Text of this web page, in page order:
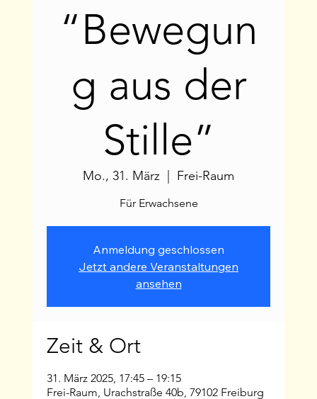
“Bewegun
g aus der
Stille”
Mo., 31. März Frei-Raum
Für Erwachsene
Anmeldung geschlossen
Jetzt andere Veranstaltungen
ansehen
Zeit & Ort
31. März 2025, 17:45 – 19:15
Frei-Raum, Urachstraße 40b, 79102 Freiburg